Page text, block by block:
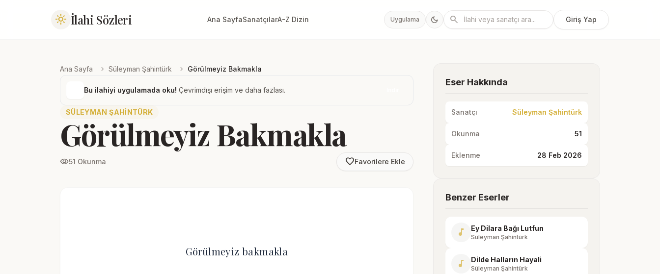
light_mode İlahi Sözleri Ana SayfaSanatçılarA-Z Dizin Uygulama dark_mode search Giriş Yap
Ana Sayfa chevron_right Süleyman Şahintürk chevron_right Görülmeyiz Bakmakla
Bu ilahiyi uygulamada oku! Çevrimdışı erişim ve daha fazlası.
SÜLEYMAN ŞAHINTÜRK
Görülmeyiz Bakmakla
visibility51 Okunma favorite_borderFavorilere Ekle
Görülmeyiz bakmakla
Eser Hakkında
Sanatçı Süleyman Şahintürk
Okunma 51
Eklenme 28 Feb 2026
Benzer Eserler
music_note Ey Dilara Bağı Lutfun
Süleyman Şahintürk
music_note Dilde Halların Hayali
Süleyman Şahintürk